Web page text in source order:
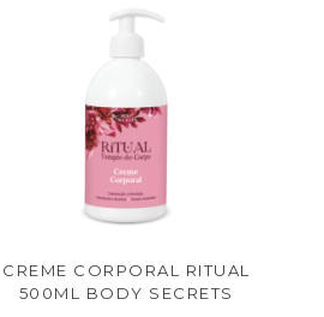
CREME CORPORAL RITUAL
500ML BODY SECRETS